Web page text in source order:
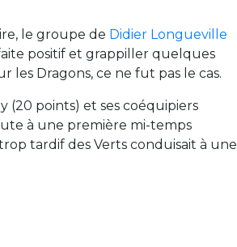
le groupe de Didier Longueville
positif et grappiller quelques
Dragons, ce ne fut pas le cas.
points) et ses coéquipiers
à une première mi-temps
tardif des Verts conduisait à une